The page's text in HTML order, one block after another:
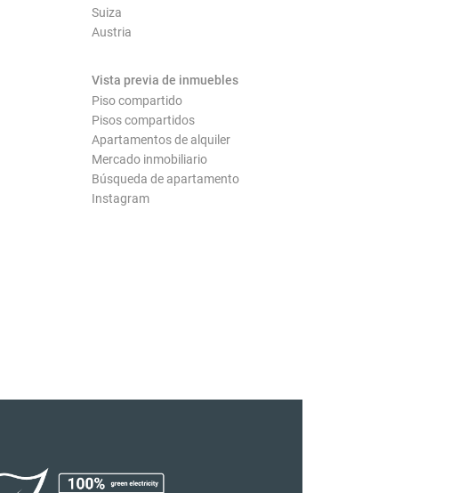
Suiza
Austria
Vista previa de inmuebles
Piso compartido
Pisos compartidos
Apartamentos de alquiler
Mercado inmobiliario
Búsqueda de apartamento
Instagram